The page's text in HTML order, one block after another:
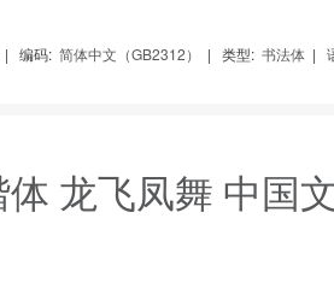
| 编码: 简体中文（GB2312） | 类型: 书法体 |
龙飞凤舞 中国